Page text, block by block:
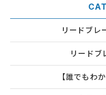
リードブレ
リードブ
【誰でもわ